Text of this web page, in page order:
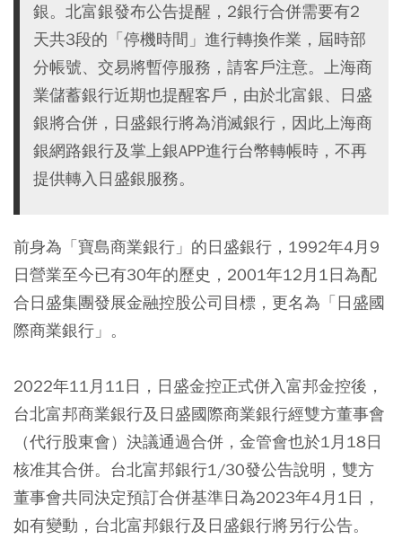
銀。北富銀發布公告提醒，2銀行合併需要有2
天共3段的「停機時間」進行轉換作業，屆時部
分帳號、交易將暫停服務，請客戶注意。上海商
業儲蓄銀行近期也提醒客戶，由於北富銀、日盛
銀將合併，日盛銀行將為消滅銀行，因此上海商
銀網路銀行及掌上銀APP進行台幣轉帳時，不再
提供轉入日盛銀服務。
前身為「寶島商業銀行」的日盛銀行，1992年4月9
日營業至今已有30年的歷史，2001年12月1日為配
合日盛集團發展金融控股公司目標，更名為「日盛國
際商業銀行」。
2022年11月11日，日盛金控正式併入富邦金控後，
台北富邦商業銀行及日盛國際商業銀行經雙方董事會
（代行股東會）決議通過合併，金管會也於1月18日
核准其合併。台北富邦銀行1/30發公告說明，雙方
董事會共同決定預訂合併基準日為2023年4月1日，
如有變動，台北富邦銀行及日盛銀行將另行公告。